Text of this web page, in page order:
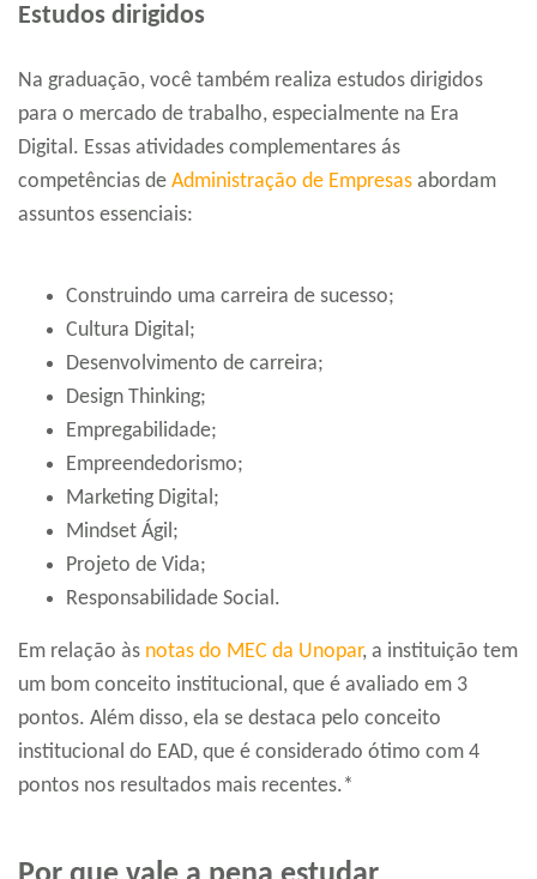
Estudos dirigidos
Na graduação, você também realiza estudos dirigidos
para o mercado de trabalho, especialmente na Era
Digital. Essas atividades complementares ás
competências de Administração de Empresas abordam
assuntos essenciais:
Construindo uma carreira de sucesso;
Cultura Digital;
Desenvolvimento de carreira;
Design Thinking;
Empregabilidade;
Empreendedorismo;
Marketing Digital;
Mindset Ágil;
Projeto de Vida;
Responsabilidade Social.
Em relação às notas do MEC da Unopar, a instituição tem
um bom conceito institucional, que é avaliado em 3
pontos. Além disso, ela se destaca pelo conceito
institucional do EAD, que é considerado ótimo com 4
pontos nos resultados mais recentes.*